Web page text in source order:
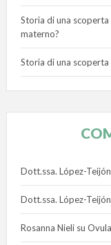
Storia di una
materno?
Storia di una
Dott.ssa. López-Teijón
Dott.ssa. López-Teijón
Rosanna Nielisu